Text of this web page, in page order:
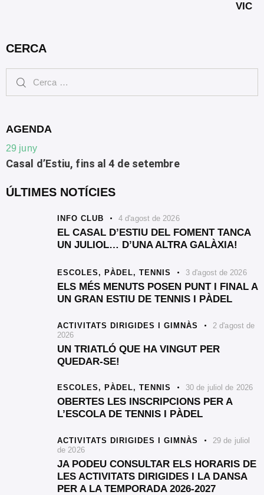
VIC
CERCA
AGENDA
29 juny
Casal d’Estiu, fins al 4 de setembre
ÚLTIMES NOTÍCIES
INFO CLUB 4 d'agost de 2026
EL CASAL D’ESTIU DEL FOMENT TANCA
UN JULIOL… D’UNA ALTRA GALÀXIA!
ESCOLES, PÀDEL, TENNIS 3 d'agost de 2026
ELS MÉS MENUTS POSEN PUNT I FINAL A
UN GRAN ESTIU DE TENNIS I PÀDEL
ACTIVITATS DIRIGIDES I GIMNÀS
2 d'agost de
2026
UN TRIATLÓ QUE HA VINGUT PER
QUEDAR-SE!
ESCOLES, PÀDEL, TENNIS 30 de juliol de 2026
OBERTES LES INSCRIPCIONS PER A
L’ESCOLA DE TENNIS I PÀDEL
ACTIVITATS DIRIGIDES I GIMNÀS
29 de juliol
de 2026
JA PODEU CONSULTAR ELS HORARIS DE
LES ACTIVITATS DIRIGIDES I LA DANSA
PER A LA TEMPORADA 2026-2027